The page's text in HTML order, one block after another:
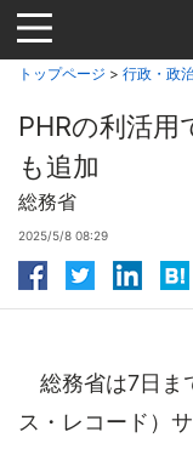
Jump
to
navigation
トップページ > 行政・政
PHRの利活用
も追加
総務省
2025/5/8 08:29
総務省は7日ま
ス・レコード）